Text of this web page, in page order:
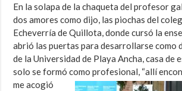
En la solapa de la chaqueta del profesor
dos amores como dijo, las piochas del
Echeverría de Quillota, donde cursó la
abrió las puertas para desarrollarse como
de la Universidad de Playa Ancha, casa de
solo se formó como profesional, “allí
me acogió